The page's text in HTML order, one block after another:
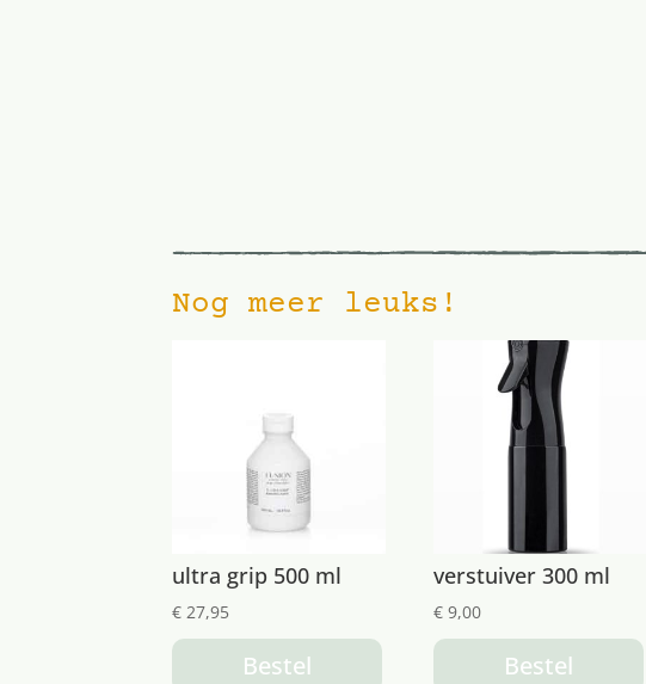
Nog meer leuks!
ultra grip 500 ml
€ 27,95
Bestel
verstuiver 300 ml
€ 9,00
Bestel